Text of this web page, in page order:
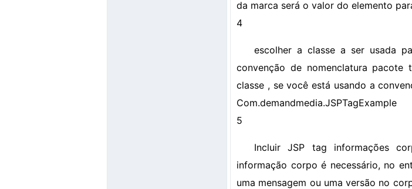
da marca será o valor do elemento
4
escolher a classe a ser usada
convenção de nomenclatura
classe , se você está usando a
Com.demandmedia.JSPTagExample
5
Incluir JSP tag informações
informação corpo é necessário, no
uma mensagem ou uma versão no